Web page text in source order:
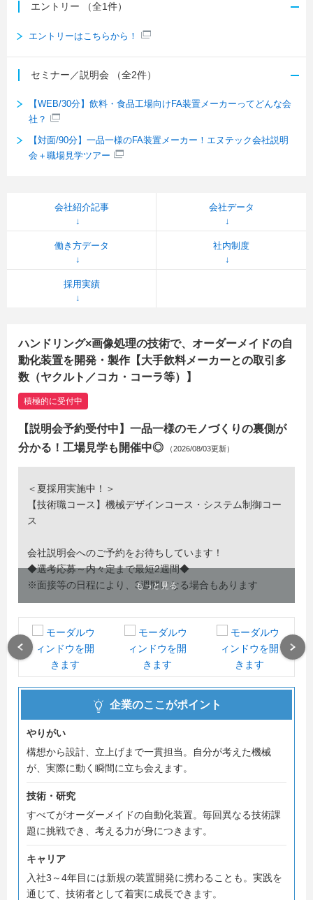
エントリー （全1件）
エントリーはこちらから！
セミナー／説明会 （全2件）
【WEB/30分】飲料・食品工場向けFA装置メーカーってどんな会
社？
【対面/90分】一品一様のFA装置メーカー！エヌテック会社説明
会＋職場見学ツアー
会社紹介記事 会社データ
働き方データ 社内制度
採用実績
ハンドリング×画像処理の技術で、オーダーメイドの自
動化装置を開発・製作【大手飲料メーカーとの取引多
数（ヤクルト／コカ・コーラ等）】
積極的に受付中
【説明会予約受付中】一品一様のモノづくりの裏側が
分かる！工場見学も開催中◎ （2026/08/03更新）
＜夏採用実施中！＞
【技術職コース】機械デザインコース・システム制御コー
ス
会社説明会へのご予約をお待ちしています！
◆選考応募～内々定まで最短2週間◆
※面接等の日程により、3週間になる場合もあります
どの職種からも、アイデアがカタチになり、機械が動く瞬
間に立ち会うことができる環境です！
もっと見る
企業のここがポイント
やりがい
構想から設計、立上げまで一貫担当。自分が考えた機械
が、実際に動く瞬間に立ち会えます。
技術・研究
すべてがオーダーメイドの自動化装置。毎回異なる技術課
題に挑戦でき、考える力が身につきます。
キャリア
入社3～4年目には新規の装置開発に携わることも。実践を
通じて、技術者として着実に成長できます。